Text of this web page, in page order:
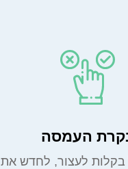
העמסה
בקלות לעצור, לחדש את